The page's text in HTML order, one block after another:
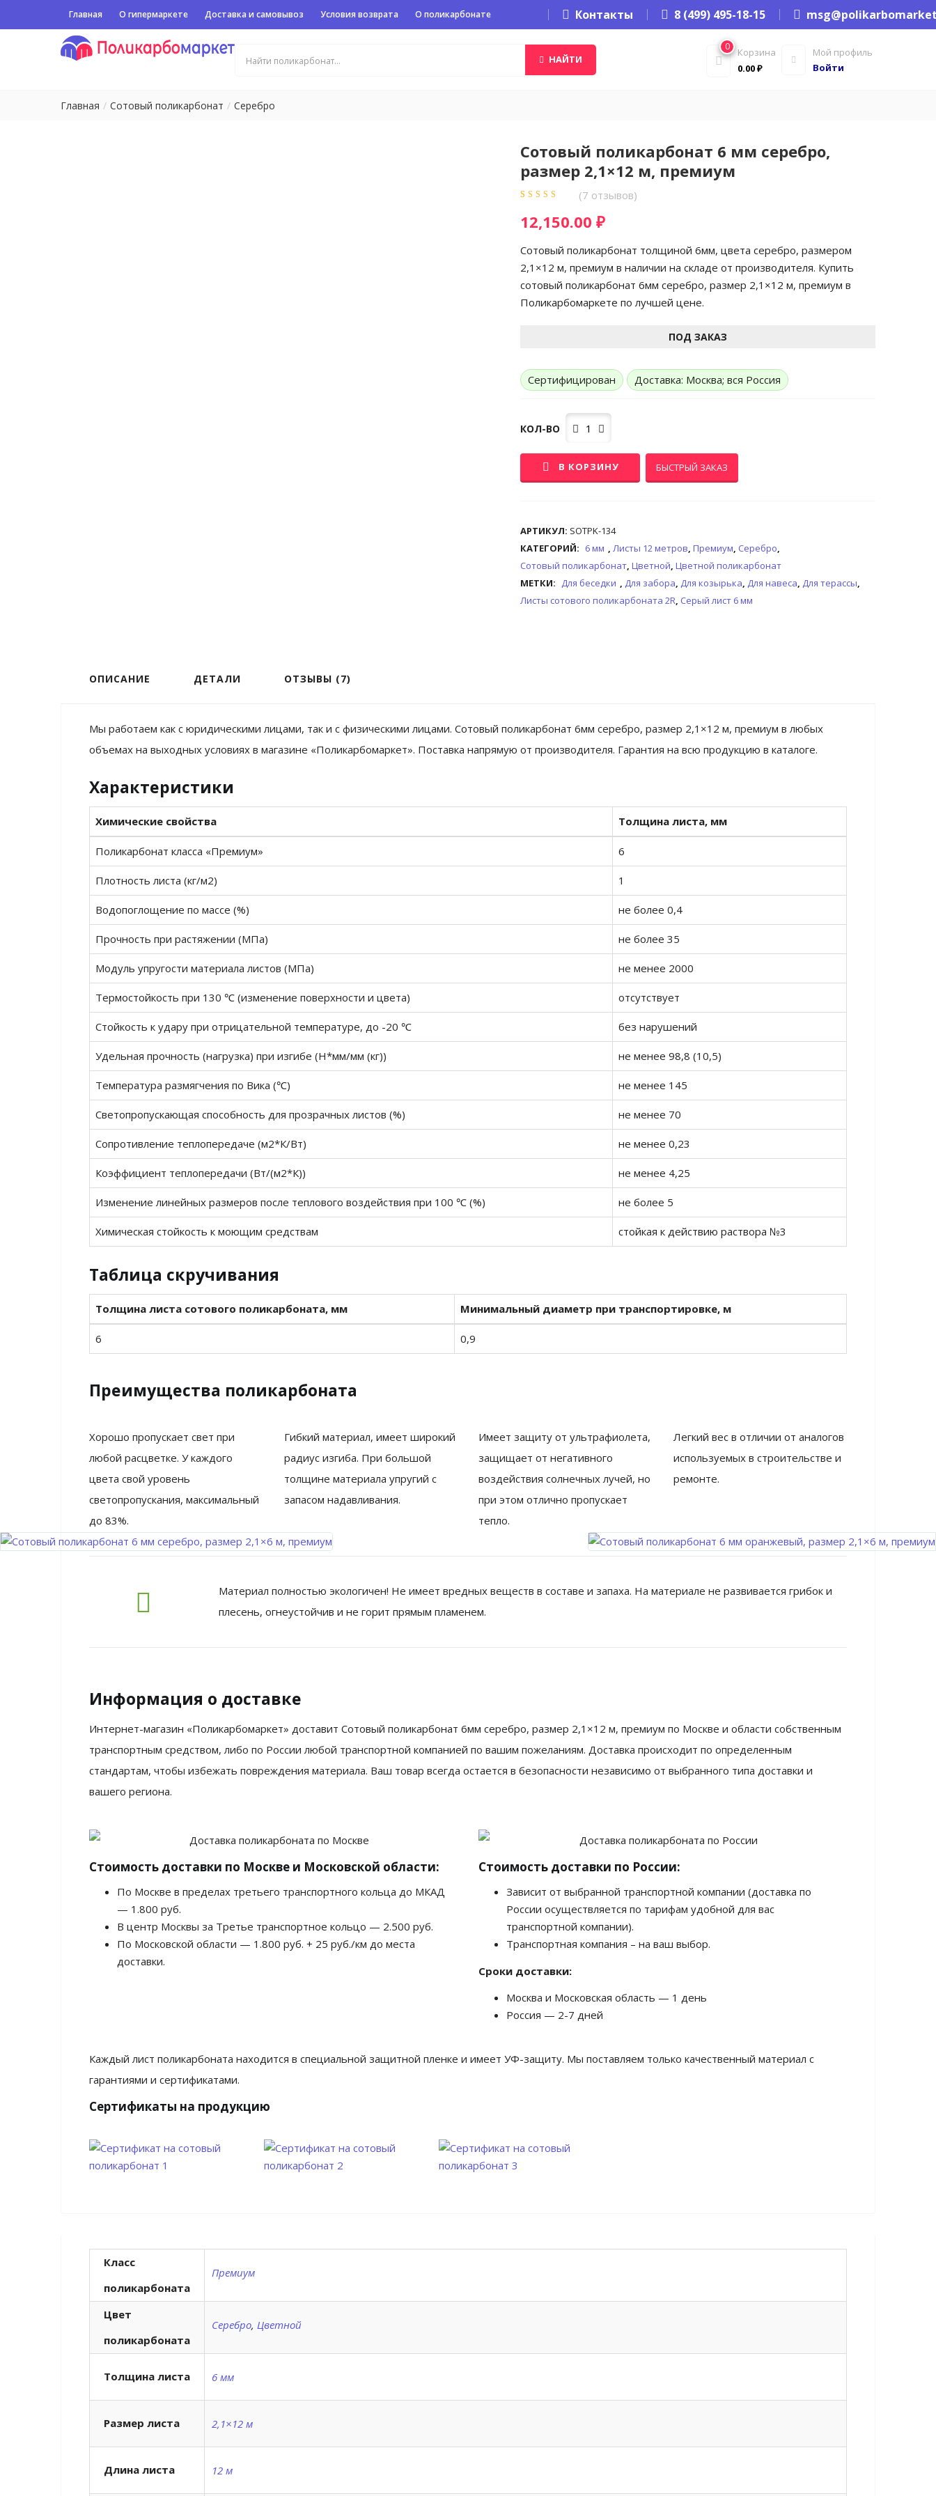
Главная О гипермаркете Доставка и самовывоз Условия возврата О поликарбонате Контакты 8 (499) 495-18-15
НАЙТИ
Мой профиль
Войти
0
Корзина
0.00₽
Главная Сотовый поликарбонат Серебро
Сотовый поликарбонат 6 мм серебро,
размер 2,1×12 м, премиум
5 на основе
опроса
(7 отзывов)
12,150.00 ₽
Сотовый поликарбонат толщиной 6мм, цвета серебро, размером
2,1×12 м, премиум в наличии на складе от производителя. Купить
сотовый поликарбонат 6мм серебро, размер 2,1×12 м, премиум в
Поликарбомаркете по лучшей цене.
ПОД ЗАКАЗ
Сертифицирован Доставка: Москва; вся Россия
КОЛ-ВО
В КОРЗИНУ БЫСТРЫЙ ЗАКАЗ
АРТИКУЛ: SOTPK-134
КАТЕГОРИЙ: 6 мм , Листы 12 метров, Премиум, Серебро,
Сотовый поликарбонат, Цветной, Цветной поликарбонат
МЕТКИ: Для беседки , Для забора, Для козырька, Для навеса, Для терассы,
Листы сотового поликарбоната 2R, Серый лист 6 мм
ОПИСАНИЕ ДЕТАЛИ ОТЗЫВЫ (7)
Мы работаем как с юридическими лицами, так и с физическими лицами. Сотовый поликарбонат 6мм серебро, размер 2,1×12 м, премиум в любых
объемах на выходных условиях в магазине «Поликарбомаркет». Поставка напрямую от производителя. Гарантия на всю продукцию в каталоге.
Характеристики
Химические свойства Толщина листа, мм
Поликарбонат класса «Премиум» 6
Плотность листа (кг/м2) 1
Водопоглощение по массе (%) не более 0,4
Прочность при растяжении (МПа) не более 35
Модуль упругости материала листов (МПа) не менее 2000
Термостойкость при 130 ℃ (изменение поверхности и цвета) отсутствует
Стойкость к удару при отрицательной температуре, до -20 ℃ без нарушений
Удельная прочность (нагрузка) при изгибе (Н*мм/мм (кг)) не менее 98,8 (10,5)
Температура размягчения по Вика (℃) не менее 145
Светопропускающая способность для прозрачных листов (%) не менее 70
Сопротивление теплопередаче (м2*К/Вт) не менее 0,23
Коэффициент теплопередачи (Вт/(м2*К)) не менее 4,25
Изменение линейных размеров после теплового воздействия при 100 ℃ (%) не более 5
Химическая стойкость к моющим средствам стойкая к действию раствора №3
Таблица скручивания
Толщина листа сотового поликарбоната, мм Минимальный диаметр при транспортировке, м
6 0,9
Преимущества поликарбоната
Хорошо пропускает свет при
любой расцветке. У каждого
цвета свой уровень
светопропускания, максимальный
до 83%.
Гибкий материал, имеет широкий
радиус изгиба. При большой
толщине материала упругий с
запасом надавливания.
Имеет защиту от ультрафиолета,
защищает от негативного
воздействия солнечных лучей, но
при этом отлично пропускает
тепло.
Легкий вес в отличии от аналогов
используемых в строительстве и
ремонте.
Материал полностью экологичен! Не имеет вредных веществ в составе и запаха. На материале не развивается грибок и
плесень, огнеустойчив и не горит прямым пламенем.
Информация о доставке
Интернет-магазин «Поликарбомаркет» доставит Сотовый поликарбонат 6мм серебро, размер 2,1×12 м, премиум по Москве и области собственным
транспортным средством, либо по России любой транспортной компанией по вашим пожеланиям. Доставка происходит по определенным
стандартам, чтобы избежать повреждения материала. Ваш товар всегда остается в безопасности независимо от выбранного типа доставки и
вашего региона.
Стоимость доставки по Москве и Московской области:
По Москве в пределах третьего транспортного кольца до МКАД
— 1.800 руб.
В центр Москвы за Третье транспортное кольцо — 2.500 руб.
По Московской области — 1.800 руб. + 25 руб./км до места
доставки.
Стоимость доставки по России:
Зависит от выбранной транспортной компании (доставка по
России осуществляется по тарифам удобной для вас
транспортной компании).
Транспортная компания – на ваш выбор.
Сроки доставки:
Москва и Московская область — 1 день
Россия — 2-7 дней
Каждый лист поликарбоната находится в специальной защитной пленке и имеет УФ-защиту. Мы поставляем только качественный материал с
гарантиями и сертификатами.
Сертификаты на продукцию
Класс
поликарбоната
Премиум
Цвет
поликарбоната
Серебро, Цветной
Толщина листа 6 мм
Размер листа 2,1×12 м
Длина листа 12 м